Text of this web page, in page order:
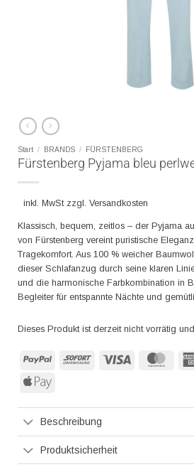
Start / BRANDS / FÜRSTENBERG
Fürstenberg Pyjama bleu
inkl. MwSt zzgl. Versandkosten
Klassisch, bequem, zeitlos – der Pyjama
von Fürstenberg vereint puristische
Tragekomfort. Aus 100 % weicher
dieser Schlafanzug durch seine klaren
und die harmonische Farbkombination in
Begleiter für entspannte Nächte und
Dieses Produkt ist derzeit nicht vorrätig
PayPal Sofort
Apple
Beschreibung
Produktsicherheit